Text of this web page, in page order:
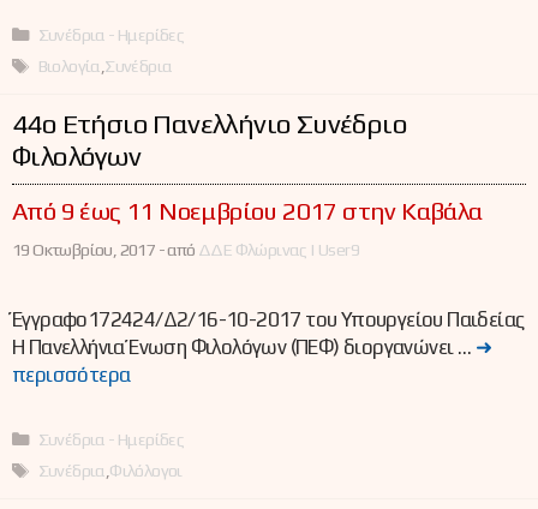
Κατηγορίες
Συνέδρια - Ημερίδες
Ετικέτες
Βιολογία Συνέδρια
44o Ετήσιο Πανελλήνιο Συνέδριο
Φιλολόγων
Από 9 έως 11 Νοεμβρίου 2017 στην Καβάλα
19 Οκτωβρίου, 2017 -από ΔΔΕ Φλώρινας | User9
Έγγραφο172424/Δ2/16-10-2017 του Υπουργείου Παιδείας
Η Πανελλήνια Ένωση Φιλολόγων (ΠΕΦ) διοργανώνει … ➜
περισσότερα
Κατηγορίες
Συνέδρια - Ημερίδες
Ετικέτες
Συνέδρια Φιλόλογοι